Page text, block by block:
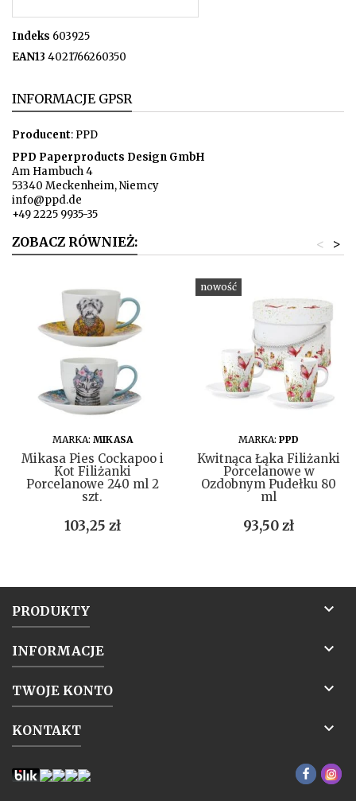
Indeks 603925
EAN13 4021766260350
INFORMACJE GPSR
Producent: PPD
PPD Paperproducts Design GmbH
Am Hambuch 4
53340 Meckenheim, Niemcy
info@ppd.de
+49 2225 9935-35
ZOBACZ RÓWNIEŻ: >
<
DO KOSZYKA
MARKA: MIKASA
Mikasa Pies Cockapoo i
Kot Filiżanki
Porcelanowe 240 ml 2
szt.
Cena
103,25 zł
nowość
DO KOSZYKA
MARKA: PPD
Kwitnąca Łąka Filiżanki
Porcelanowe w
Ozdobnym Pudełku 80
ml
Cena
93,50 zł
PRODUKTY 
INFORMACJE 
TWOJE KONTO 
KONTAKT 